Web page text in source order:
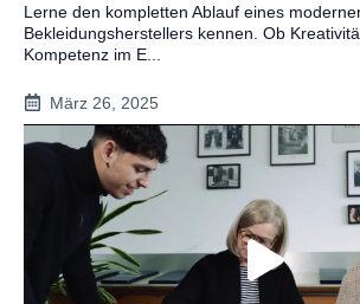
Lerne den kompletten Ablauf eines
Bekleidungsherstellers kennen. Ob
Kompetenz im E...
März 26, 2025